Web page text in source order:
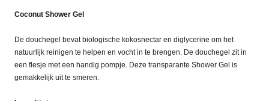
Coconut Shower Gel
De douchegel bevat biologische kokosnectar en diglycerine om het
natuurlijk reinigen te helpen en vocht in te brengen. De douchegel zit in
een flesje met een handig pompje. Deze transparante Shower Gel is
gemakkelijk uit te smeren.